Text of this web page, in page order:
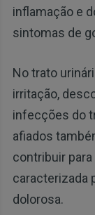
inflamação e
sintomas de
No trato
irritação,
infecções do
afiados
contribuir
caracterizada
dolorosa.